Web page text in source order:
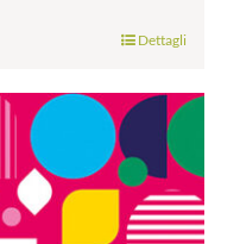
Dettagli